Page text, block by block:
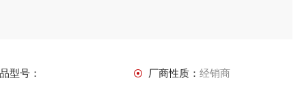
型号： 厂商性质： 经销商